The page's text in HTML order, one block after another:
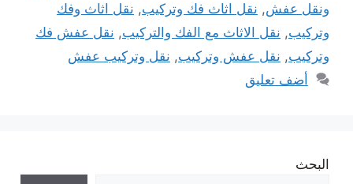
ونقل عفش, نقل اثاث فك وتركيب, نقل اثاث وفك
وتركيب, نقل الاثاث مع الفك والتركيب, نقل عفش فك
وتركيب, نقل عفش وتركيب, نقل وتركيب عفش
أضف تعليق
البحث